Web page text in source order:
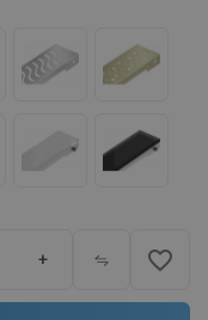
+ favorite_border